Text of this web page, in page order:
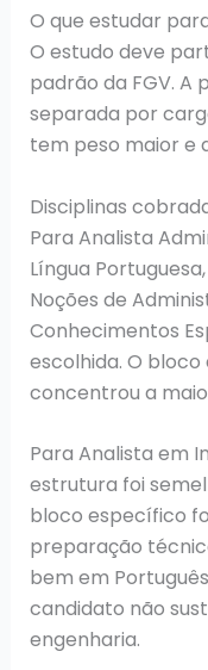
O que estudar
O estudo deve
padrão da FGV. A
separada por
tem peso maior e
Disciplinas
Para Analista
Língua
Noções de
Conhecimentos
escolhida. O
concentrou a
Para Analista em
estrutura foi
bloco específico
preparação
bem em
candidato não
engenharia.